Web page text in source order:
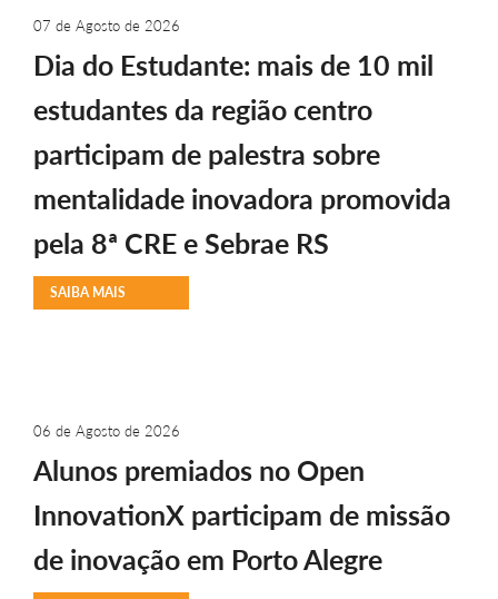
07 de Agosto de 2026
Dia do Estudante: mais de 10 mil
estudantes da região centro
participam de palestra sobre
mentalidade inovadora promovida
pela 8ª CRE e Sebrae RS
SAIBA MAIS
06 de Agosto de 2026
Alunos premiados no Open
InnovationX participam de missão
de inovação em Porto Alegre